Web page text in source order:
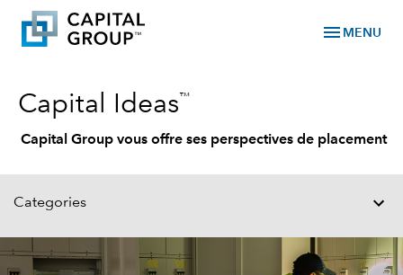
menu MENU
Capital Ideas™
Capital Group vous offre ses perspectives de placement
Categories